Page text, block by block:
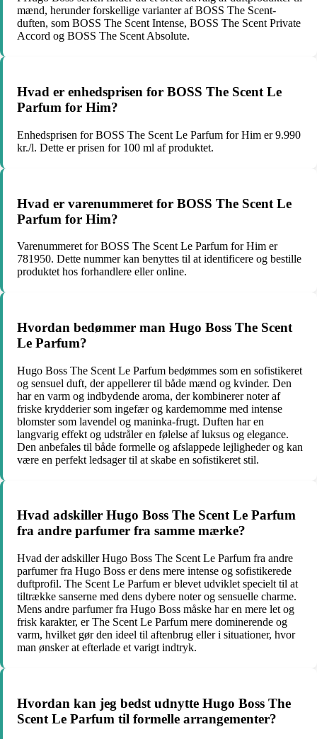
mænd, herunder forskellige varianter af BOSS The Scent-
duften, som BOSS The Scent Intense, BOSS The Scent Private
Accord og BOSS The Scent Absolute.
Hvad er enhedsprisen for BOSS The Scent Le
Parfum for Him?
Enhedsprisen for BOSS The Scent Le Parfum for Him er 9.990
kr./l. Dette er prisen for 100 ml af produktet.
Hvad er varenummeret for BOSS The Scent Le
Parfum for Him?
Varenummeret for BOSS The Scent Le Parfum for Him er
781950. Dette nummer kan benyttes til at identificere og bestille
produktet hos forhandlere eller online.
Hvordan bedømmer man Hugo Boss The Scent
Le Parfum?
Hugo Boss The Scent Le Parfum bedømmes som en sofistikeret
og sensuel duft, der appellerer til både mænd og kvinder. Den
har en varm og indbydende aroma, der kombinerer noter af
friske krydderier som ingefær og kardemomme med intense
blomster som lavendel og maninka-frugt. Duften har en
langvarig effekt og udstråler en følelse af luksus og elegance.
Den anbefales til både formelle og afslappede lejligheder og kan
være en perfekt ledsager til at skabe en sofistikeret stil.
Hvad adskiller Hugo Boss The Scent Le Parfum
fra andre parfumer fra samme mærke?
Hvad der adskiller Hugo Boss The Scent Le Parfum fra andre
parfumer fra Hugo Boss er dens mere intense og sofistikerede
duftprofil. The Scent Le Parfum er blevet udviklet specielt til at
tiltrække sanserne med dens dybere noter og sensuelle charme.
Mens andre parfumer fra Hugo Boss måske har en mere let og
frisk karakter, er The Scent Le Parfum mere dominerende og
varm, hvilket gør den ideel til aftenbrug eller i situationer, hvor
man ønsker at efterlade et varigt indtryk.
Hvordan kan jeg bedst udnytte Hugo Boss The
Scent Le Parfum til formelle arrangementer?